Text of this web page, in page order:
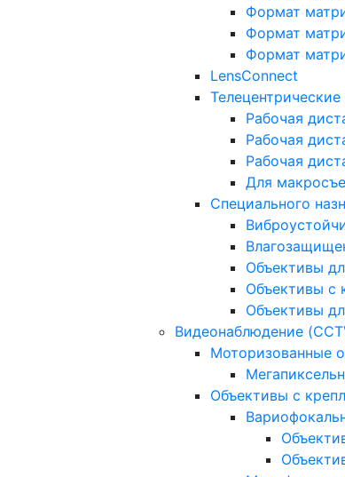
Формат
Формат
Формат
LensConnect
Рабочая
Рабочая
Рабочая
Для
Специального
Объективы
Объективы с
Объективы
Видеонаблюдение
Моторизованные
Объективы с